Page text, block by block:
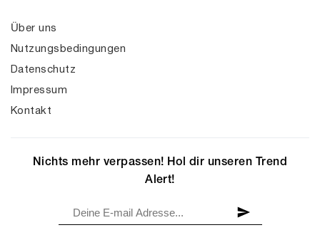
Über uns
Nutzungsbedingungen
Datenschutz
Impressum
Kontakt
Nichts mehr verpassen! Hol dir unseren Trend
Alert!